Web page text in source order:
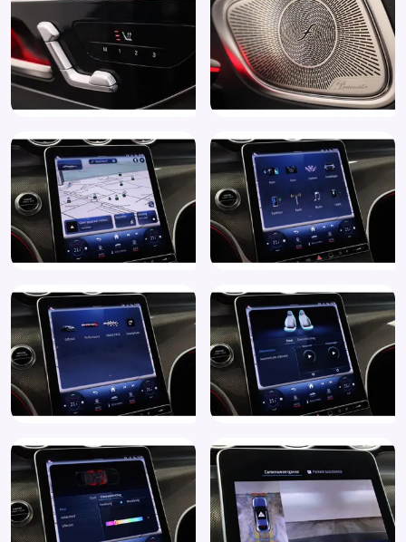
Volledig digitaal instrumentenpaneel
Voorstoelen verwarmd
WiFi
Zwarte glans (piano)lak interieur afwerking